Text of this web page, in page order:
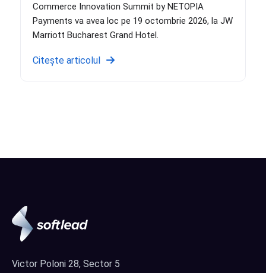
Commerce Innovation Summit by NETOPIA
Payments va avea loc pe 19 octombrie 2026, la JW
Marriott Bucharest Grand Hotel.
Citește articolul
Victor Poloni 28, Sector 5